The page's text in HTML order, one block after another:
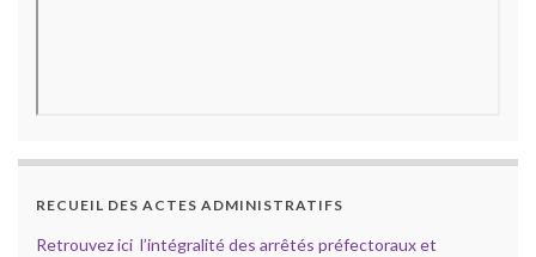
RECUEIL DES ACTES ADMINISTRATIFS
Retrouvez ici l’intégralité des arrêtés préfectoraux et